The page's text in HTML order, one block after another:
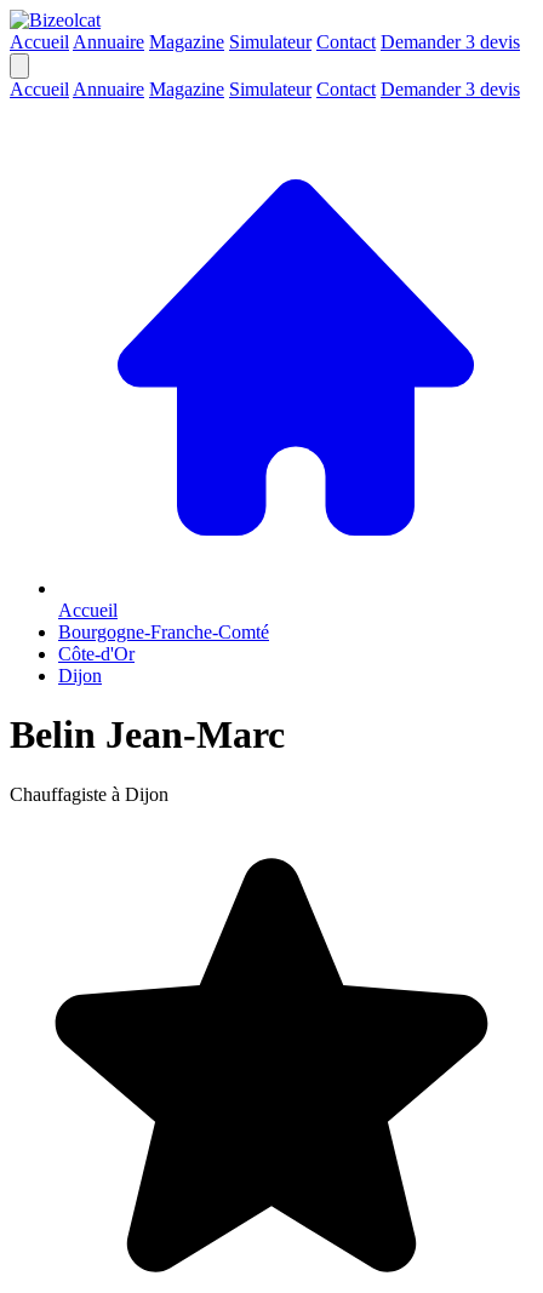
Accueil Annuaire Magazine Simulateur Contact Demander 3 devis
Accueil Annuaire Magazine Simulateur Contact Demander 3 devis
Accueil
Bourgogne-Franche-Comté
Côte-d'Or
Dijon
Belin Jean-Marc
Chauffagiste à Dijon